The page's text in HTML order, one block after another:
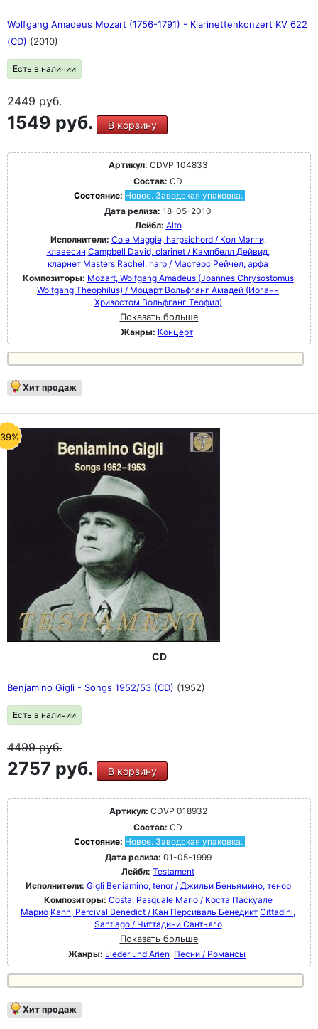
Wolfgang Amadeus Mozart (1756-1791) - Klarinettenkonzert KV 622
(CD) (2010)
Есть в наличии
2449руб.
1549 руб. В корзину
Артикул: CDVP 104833
Состав: CD
Состояние: Новое. Заводская упаковка.
Дата релиза: 18-05-2010
Лейбл: Alto
Исполнители: Cole Maggie, harpsichord / Кол Мэгги,
клавесин Campbell David, clarinet / Кампбелл Дейвид,
кларнет Masters Rachel, harp / Мастерс Рейчел, арфа
Композиторы: Mozart, Wolfgang Amadeus (Joannes Chrysostomus
Wolfgang Theophilus) / Моцарт Вольфганг Амадей (Иоганн
Хризостом Вольфганг Теофил)
Показать больше
Жанры: Концерт
Хит продаж
CD
Benjamino Gigli - Songs 1952/53 (CD) (1952)
Есть в наличии
4499руб.
2757 руб. В корзину
Артикул: CDVP 018932
Состав: CD
Состояние: Новое. Заводская упаковка.
Дата релиза: 01-05-1999
Лейбл: Testament
Исполнители: Gigli Beniamino, tenor / Джильи Беньямино, тенор
Композиторы: Costa, Pasquale Mario / Коста Паскуале
Марио Kahn, Percival Benedict / Кан Персиваль Бенедикт Cittadini,
Santiago / Читтадини Сантьяго
Показать больше
Жанры: Lieder und Arien Песни / Романсы
Хит продаж